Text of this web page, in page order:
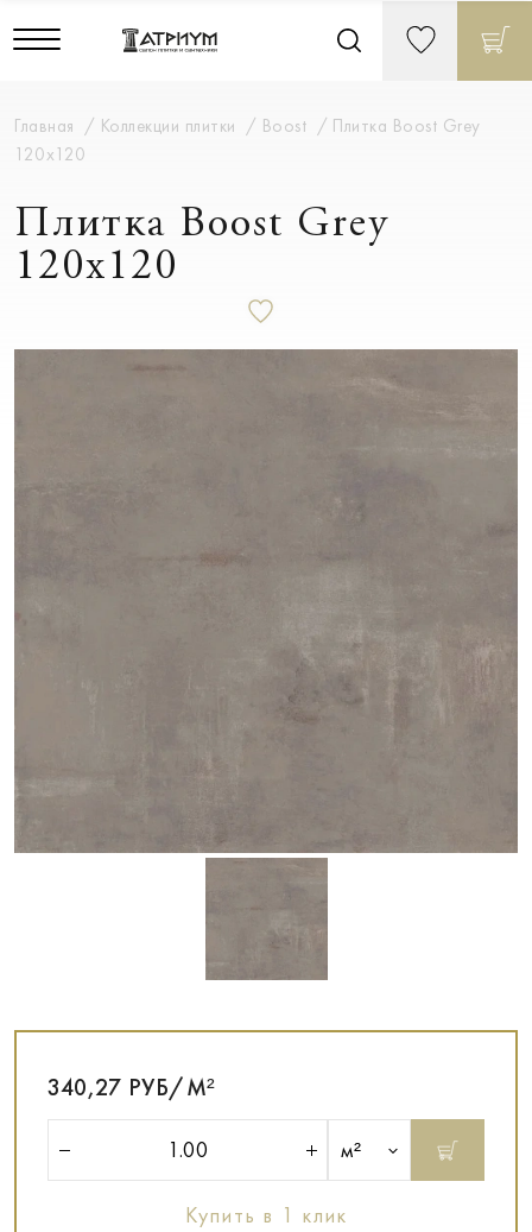
Главная Коллекции плитки Boost
Плитка Boost Grey
120x120
Плитка Boost Grey
120x120
340,27 РУБ/М²
м²
Купить в 1 клик